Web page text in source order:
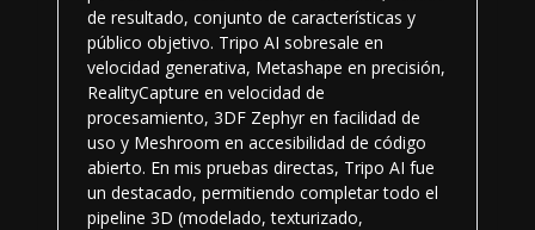
de resultado, conjunto de características y
público objetivo. Tripo AI sobresale en
velocidad generativa, Metashape en precisión,
RealityCapture en velocidad de
procesamiento, 3DF Zephyr en facilidad de
uso y Meshroom en accesibilidad de código
abierto. En mis pruebas directas, Tripo AI fue
un destacado, permitiendo completar todo el
pipeline 3D (modelado, texturizado,